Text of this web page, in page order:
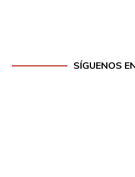
SÍGUENOS